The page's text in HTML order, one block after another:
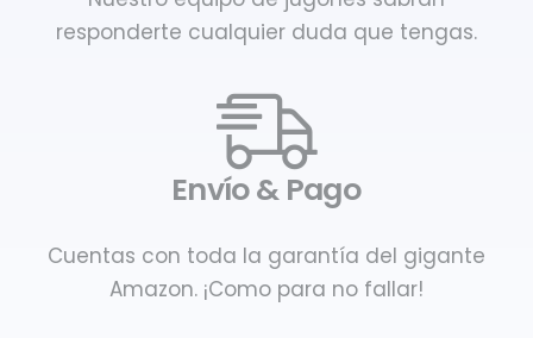
responderte cualquier duda que tengas.
Envío & Pago
Cuentas con toda la garantía del gigante
Amazon. ¡Como para no fallar!